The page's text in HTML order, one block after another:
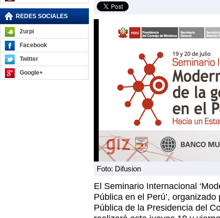
REDES SOCIALES
2urpi
Facebook
Twitter
Google+
Foto: Difusion
El Seminario Internacional
Pública en el Perú’,
Pública de la Presidencia del